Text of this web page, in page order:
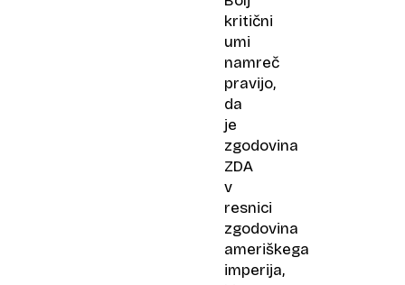
kritični
umi
namreč
pravijo,
da
je
zgodovina
ZDA
v
resnici
zgodovina
ameriškega
imperija,